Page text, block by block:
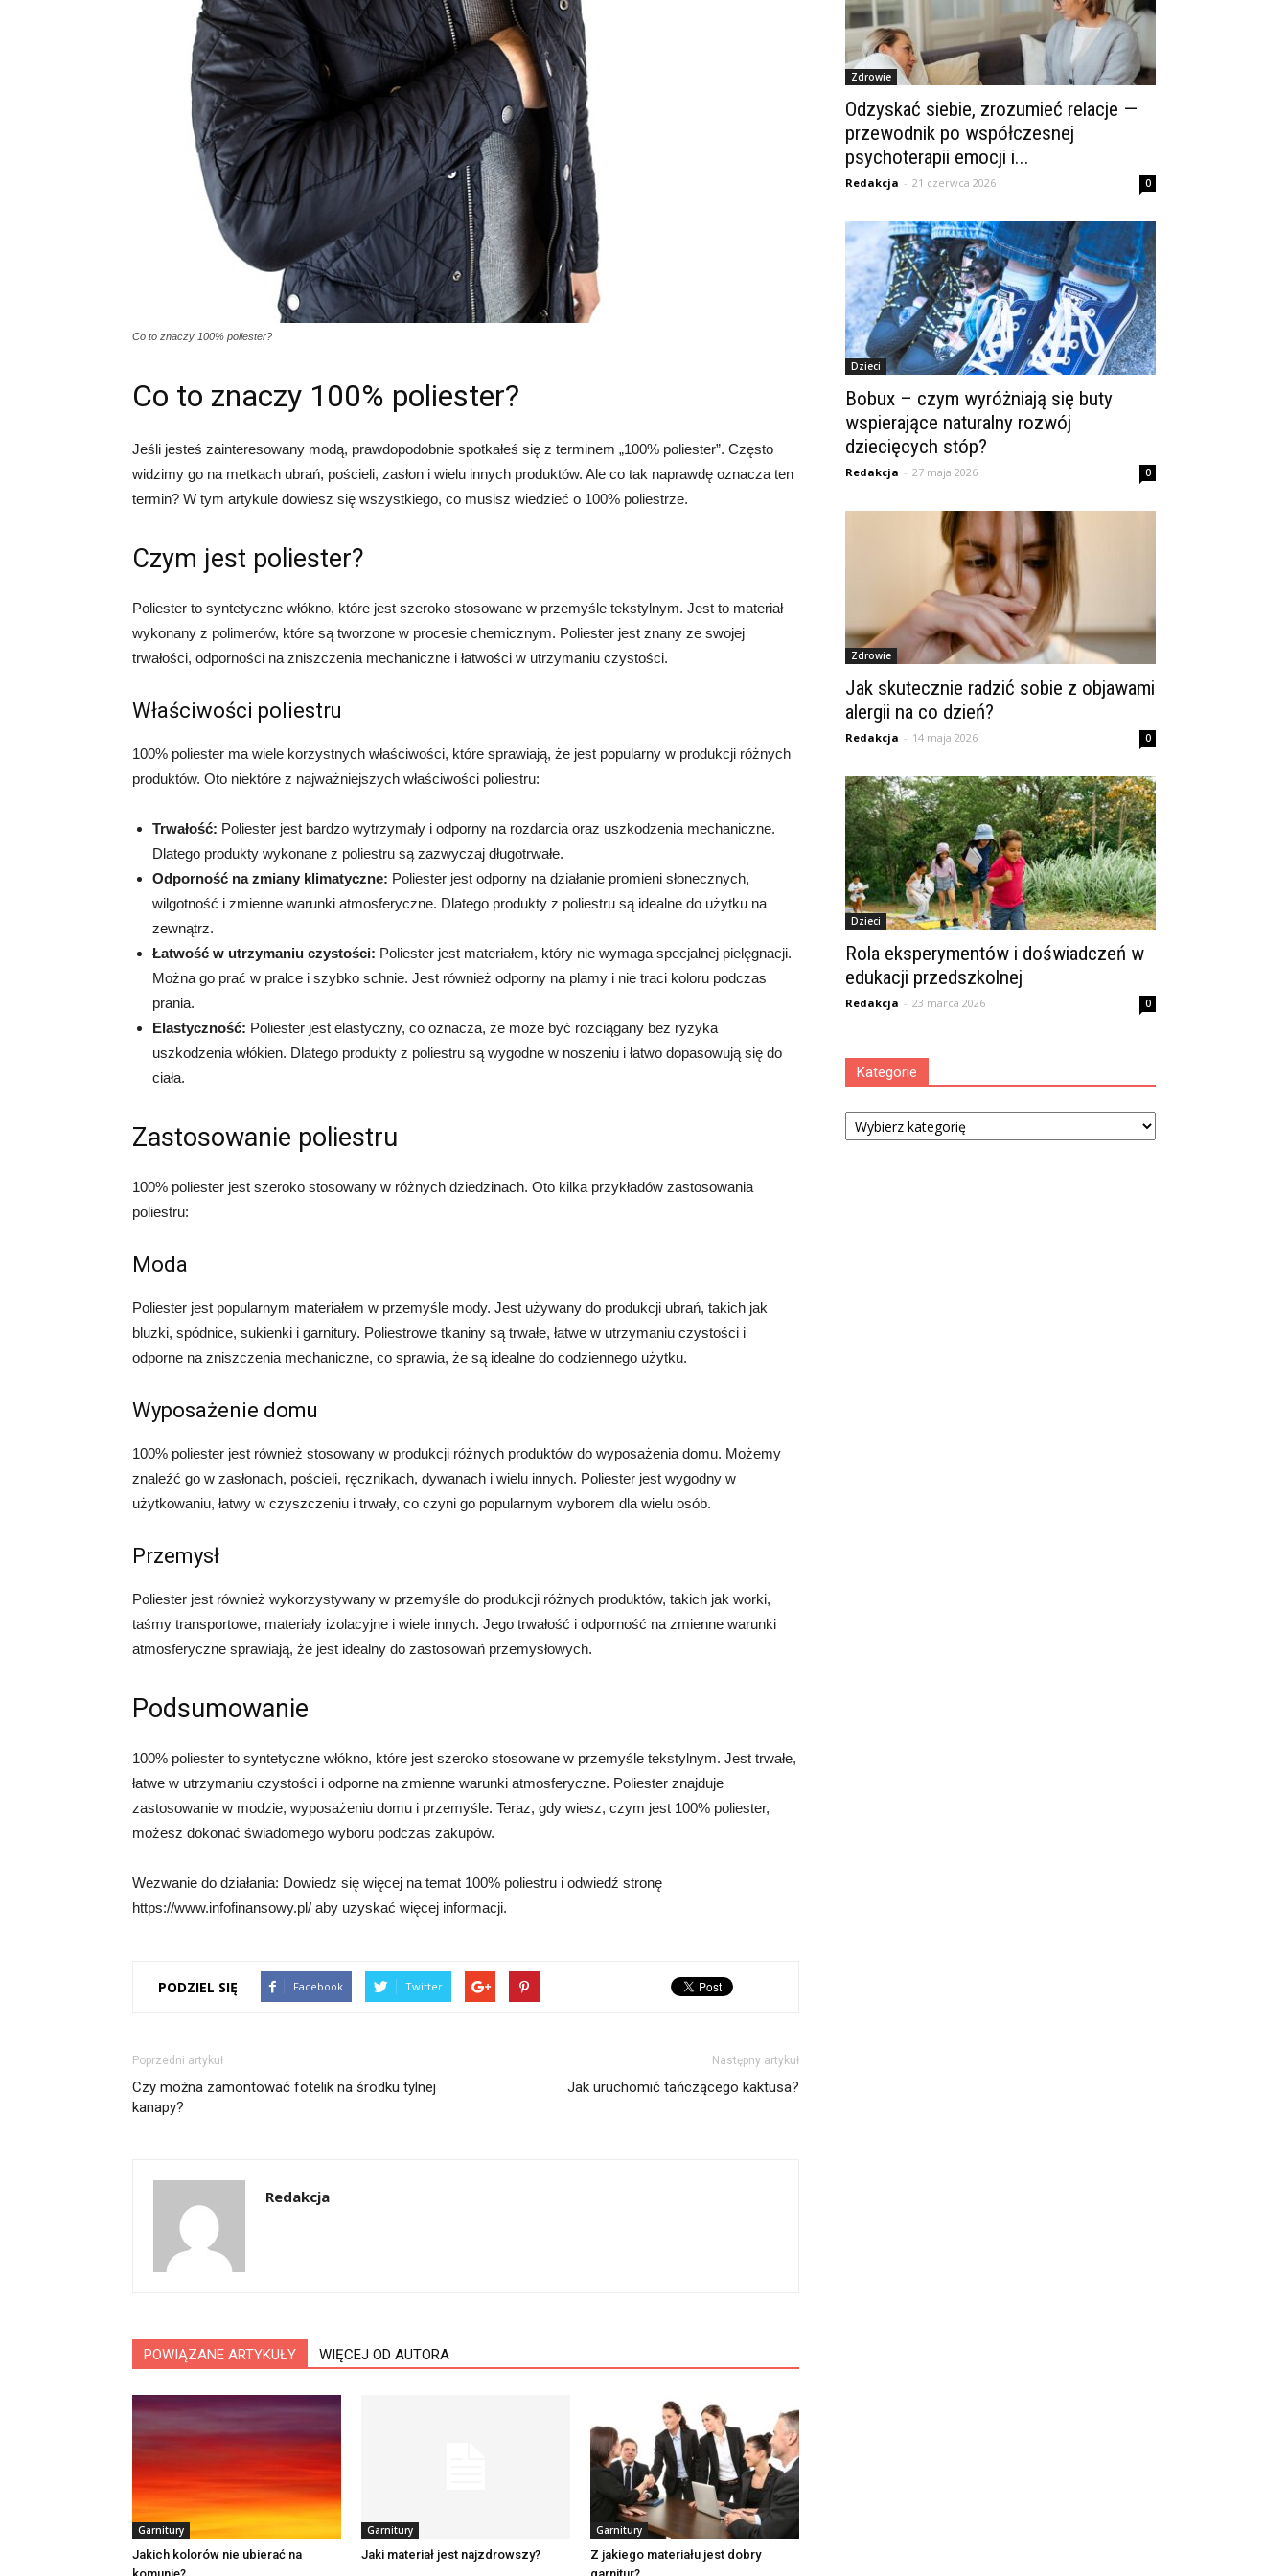
Co to znaczy 100% poliester?
Co to znaczy 100% poliester?
Jeśli jesteś zainteresowany modą, prawdopodobnie spotkałeś się z terminem „100% poliester”. Często
widzimy go na metkach ubrań, pościeli, zasłon i wielu innych produktów. Ale co tak naprawdę oznacza ten
termin? W tym artykule dowiesz się wszystkiego, co musisz wiedzieć o 100% poliestrze.
Czym jest poliester?
Poliester to syntetyczne włókno, które jest szeroko stosowane w przemyśle tekstylnym. Jest to materiał
wykonany z polimerów, które są tworzone w procesie chemicznym. Poliester jest znany ze swojej
trwałości, odporności na zniszczenia mechaniczne i łatwości w utrzymaniu czystości.
Właściwości poliestru
100% poliester ma wiele korzystnych właściwości, które sprawiają, że jest popularny w produkcji różnych
produktów. Oto niektóre z najważniejszych właściwości poliestru:
Trwałość: Poliester jest bardzo wytrzymały i odporny na rozdarcia oraz uszkodzenia mechaniczne.
Dlatego produkty wykonane z poliestru są zazwyczaj długotrwałe.
Odporność na zmiany klimatyczne: Poliester jest odporny na działanie promieni słonecznych,
wilgotność i zmienne warunki atmosferyczne. Dlatego produkty z poliestru są idealne do użytku na
zewnątrz.
Łatwość w utrzymaniu czystości: Poliester jest materiałem, który nie wymaga specjalnej pielęgnacji.
Można go prać w pralce i szybko schnie. Jest również odporny na plamy i nie traci koloru podczas
prania.
Elastyczność: Poliester jest elastyczny, co oznacza, że ​​może być rozciągany bez ryzyka
uszkodzenia włókien. Dlatego produkty z poliestru są wygodne w noszeniu i łatwo dopasowują się do
ciała.
Zastosowanie poliestru
100% poliester jest szeroko stosowany w różnych dziedzinach. Oto kilka przykładów zastosowania
poliestru:
Moda
Poliester jest popularnym materiałem w przemyśle mody. Jest używany do produkcji ubrań, takich jak
bluzki, spódnice, sukienki i garnitury. Poliestrowe tkaniny są trwałe, łatwe w utrzymaniu czystości i
odporne na zniszczenia mechaniczne, co sprawia, że są idealne do codziennego użytku.
Wyposażenie domu
100% poliester jest również stosowany w produkcji różnych produktów do wyposażenia domu. Możemy
znaleźć go w zasłonach, pościeli, ręcznikach, dywanach i wielu innych. Poliester jest wygodny w
użytkowaniu, łatwy w czyszczeniu i trwały, co czyni go popularnym wyborem dla wielu osób.
Przemysł
Poliester jest również wykorzystywany w przemyśle do produkcji różnych produktów, takich jak worki,
taśmy transportowe, materiały izolacyjne i wiele innych. Jego trwałość i odporność na zmienne warunki
atmosferyczne sprawiają, że jest idealny do zastosowań przemysłowych.
Podsumowanie
100% poliester to syntetyczne włókno, które jest szeroko stosowane w przemyśle tekstylnym. Jest trwałe,
łatwe w utrzymaniu czystości i odporne na zmienne warunki atmosferyczne. Poliester znajduje
zastosowanie w modzie, wyposażeniu domu i przemyśle. Teraz, gdy wiesz, czym jest 100% poliester,
możesz dokonać świadomego wyboru podczas zakupów.
Wezwanie do działania: Dowiedz się więcej na temat 100% poliestru i odwiedź stronę
https://www.infofinansowy.pl/ aby uzyskać więcej informacji.
PODZIEL SIĘ Facebook Twitter
Poprzedni artykuł
Czy można zamontować fotelik na środku tylnej
kanapy?
Następny artykuł
Jak uruchomić tańczącego kaktusa?
Redakcja
POWIĄZANE ARTYKUŁY WIĘCEJ OD AUTORA
Garnitury
Jakich kolorów nie ubierać na
Garnitury
Jaki materiał jest najzdrowszy?
Garnitury
Z jakiego materiału jest dobry
Zdrowie
Odzyskać siebie, zrozumieć relacje —
przewodnik po współczesnej
psychoterapii emocji i...
Redakcja - 21 czerwca 2026 0
Dzieci
Bobux – czym wyróżniają się buty
wspierające naturalny rozwój
dziecięcych stóp?
Redakcja - 27 maja 2026 0
Zdrowie
Jak skutecznie radzić sobie z objawami
alergii na co dzień?
Redakcja - 14 maja 2026 0
Dzieci
Rola eksperymentów i doświadczeń w
edukacji przedszkolnej
Redakcja - 23 marca 2026 0
Kategorie
Kategorie